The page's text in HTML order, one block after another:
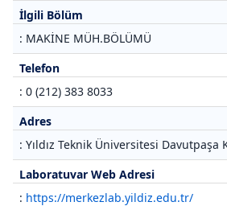
İlgili Bölüm
: MAKİNE MÜH.BÖLÜMÜ
Telefon
: 0 (212) 383 8033
Adres
: Yıldız Teknik Üniversitesi
Laboratuvar Web Adresi
: https://merkezlab.yildiz.edu.tr/